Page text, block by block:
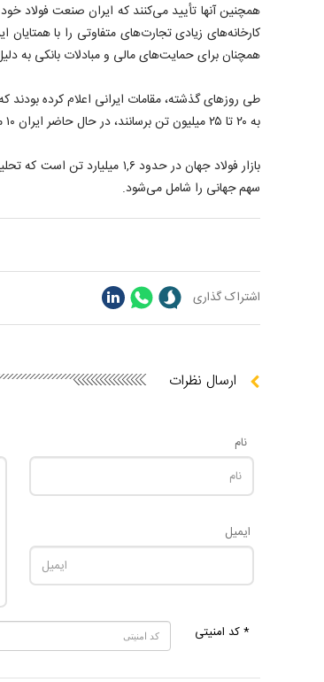
همچنین آنها تأیید می‌کنند که ایران صنعت فولاد
کارخانه‌های زیادی تجارت‌های متفاوتی را با
همچنان برای حمایت‌های مالی و مبادلات بانکی به
به ۲۰ تا ۲۵ میلیون تن برسانند، در حال حاضر ایران ۱۰ میلیون تن صادرات فولاد دارد.
بازار فولاد جهان در حدود ۱,۶
سهم جهانی را شامل می‌شود.
اشتراک گذاری
ارسال نظرات
نام
ایمیل
* کد امنیتی